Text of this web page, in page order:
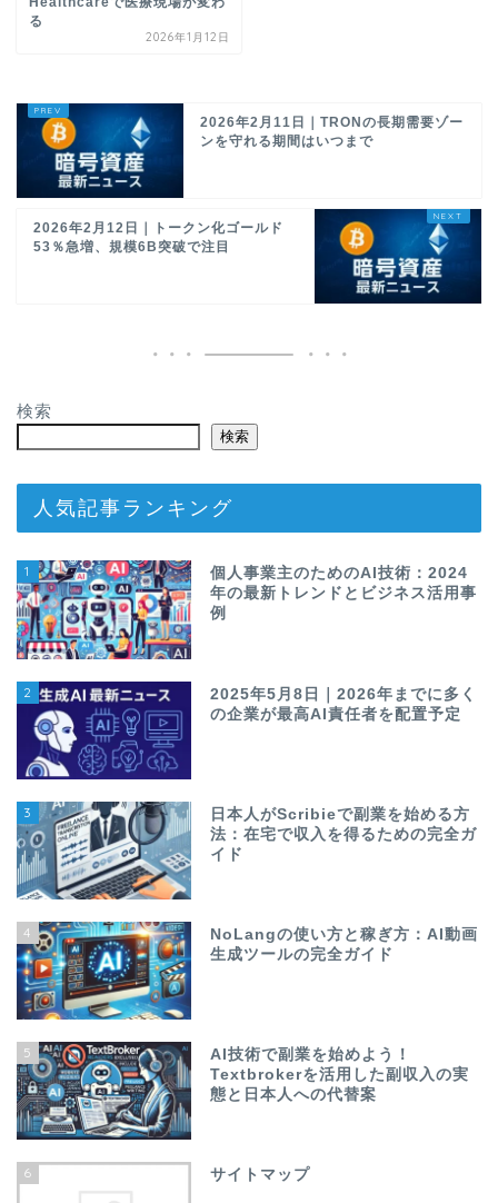
る
2026年1月12日
2026年2月11日｜TRONの長期需要ゾー
ンを守れる期間はいつまで
2026年2月12日｜トークン化ゴールド
53％急増、規模6B突破で注目
検索
検索
人気記事ランキング
1
個人事業主のためのAI技術：2024
年の最新トレンドとビジネス活用事
例
2
2025年5月8日｜2026年までに多く
の企業が最高AI責任者を配置予定
3
日本人がScribieで副業を始める方
法：在宅で収入を得るための完全ガ
イド
4
NoLangの使い方と稼ぎ方：AI動画
生成ツールの完全ガイド
5
AI技術で副業を始めよう！
Textbrokerを活用した副収入の実
態と日本人への代替案
6 サイトマップ